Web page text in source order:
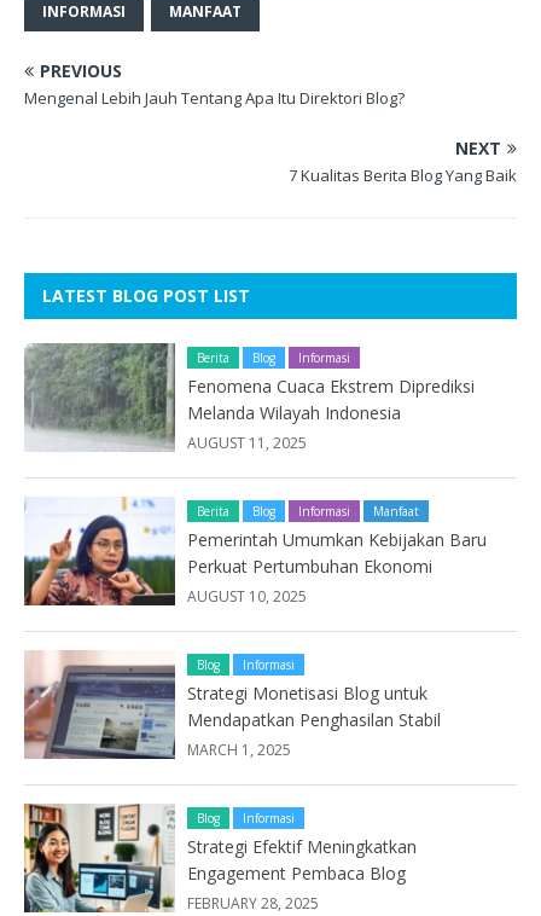
INFORMASI MANFAAT
PREVIOUS
Mengenal Lebih Jauh Tentang Apa Itu Direktori Blog?
NEXT
7 Kualitas Berita Blog Yang Baik
LATEST BLOG POST LIST
Berita Blog Informasi
Fenomena Cuaca Ekstrem Diprediksi
Melanda Wilayah Indonesia
AUGUST 11, 2025
Berita Blog Informasi Manfaat
Pemerintah Umumkan Kebijakan Baru
Perkuat Pertumbuhan Ekonomi
AUGUST 10, 2025
Blog Informasi
Strategi Monetisasi Blog untuk
Mendapatkan Penghasilan Stabil
MARCH 1, 2025
Blog Informasi
Strategi Efektif Meningkatkan
Engagement Pembaca Blog
FEBRUARY 28, 2025